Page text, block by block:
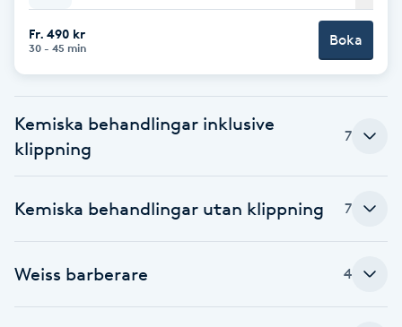
Brynplockning
C
Celluliter
Coachning
Cryoterapi
Fr. 490 kr
30 - 45 min Boka
Kemiska behandlingar inklusive
klippning
7
Kemiska behandlingar utan klippning 7
Weiss barberare 4